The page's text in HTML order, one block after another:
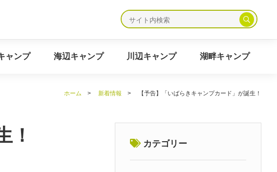
海辺キャンプ 川辺キャンプ 湖畔キャンプ
ャンプ 海辺キャンプ 川辺キャンプ 湖畔キャンプ
ホーム > 新着情報 > 【予告】「いばらきキャンプカード」が誕生！
！ カテゴリー